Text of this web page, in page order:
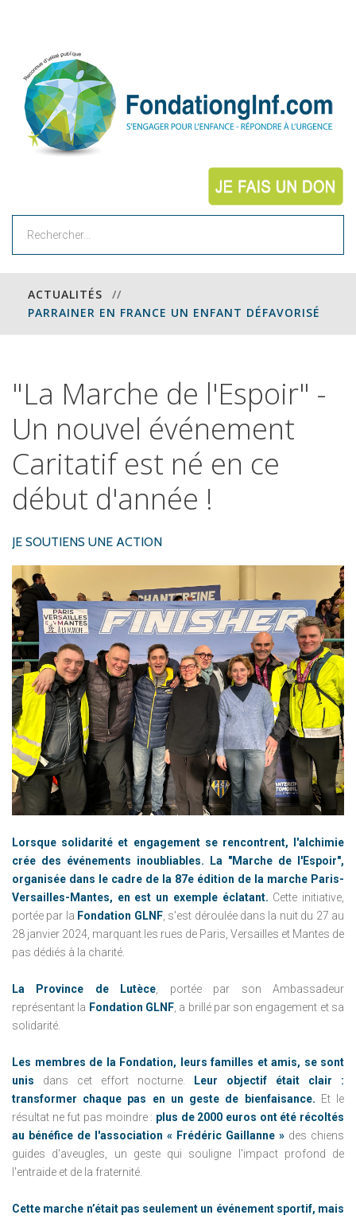
ACTUALITÉS
//
PARRAINER EN FRANCE UN ENFANT DÉFAVORISÉ
"La Marche de l'Espoir" -
Un nouvel événement
Caritatif est né en ce
début d'année !
JE SOUTIENS UNE ACTION
Lorsque solidarité et engagement se rencontrent, l'alchimie
crée des événements inoubliables. La "Marche de l'Espoir",
organisée dans le cadre de la 87e édition de la marche Paris-
Versailles-Mantes, en est un exemple éclatant. Cette initiative,
portée par la Fondation GLNF, s'est déroulée dans la nuit du 27 au
28 janvier 2024, marquant les rues de Paris, Versailles et Mantes de
pas dédiés à la charité.
La Province de Lutèce , portée par son Ambassadeur
représentant la Fondation GLNF, a brillé par son engagement et sa
solidarité.
Les membres de la Fondation, leurs familles et amis, se sont
unis dans cet effort nocturne.
Leur objectif était clair :
transformer chaque pas en un geste de bienfaisance. Et le
résultat ne fut pas moindre : plus de 2000 euros ont été récoltés
au bénéfice de l'association « Frédéric Gaillanne » des chiens
guides d'aveugles, un geste qui souligne l'impact profond de
l'entraide et de la fraternité.
Cette marche n’était pas seulement un événement sportif, mais